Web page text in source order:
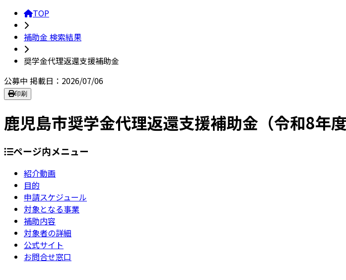
TOP
補助金 検索結果
奨学金代理返還支援補助金
公募中 掲載日：2026/07/06
印刷
鹿児島市奨学金代理返還支援補助金（令和8年度
ページ内メニュー
紹介動画
目的
申請スケジュール
対象となる事業
補助内容
対象者の詳細
公式サイト
お問合せ窓口